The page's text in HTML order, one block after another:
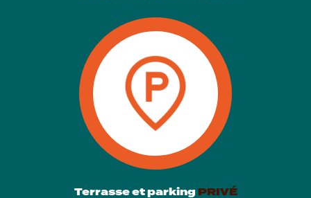
Terrasse et parking PRIVÉ